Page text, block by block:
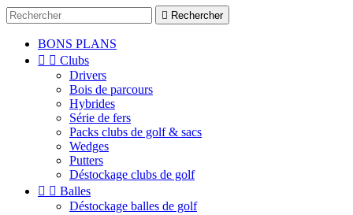
 Rechercher
BONS PLANS
  Clubs
Drivers
Bois de parcours
Hybrides
Série de fers
Packs clubs de golf & sacs
Wedges
Putters
Déstockage clubs de golf
  Balles
Déstockage balles de golf